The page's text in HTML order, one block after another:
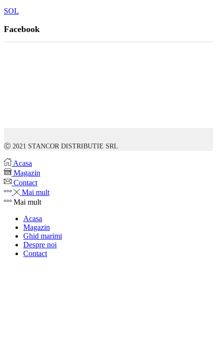
SOL
Facebook
Ⓒ 2021 STANCOR DISTRIBUTIE SRL
Acasa
Magazin
Contact
Mai mult
Mai mult
Acasa
Magazin
Ghid marimi
Despre noi
Contact